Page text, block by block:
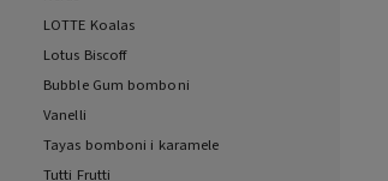
LOTTE Koalas
Lotus Biscoff
Bubble Gum bomboni
Vanelli
Tayas bomboni i karamele
Tutti Frutti